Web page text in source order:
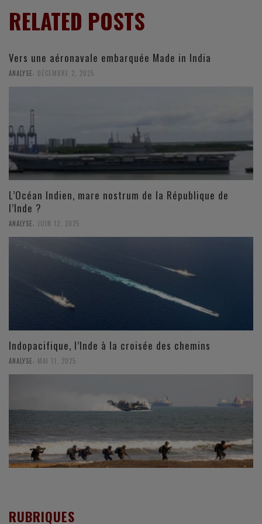
RELATED POSTS
Vers une aéronavale embarquée Made in India
ANALYSE DÉCEMBRE 2, 2025
L’Océan Indien, mare nostrum de la République de
l’Inde ?
ANALYSE JUIN 12, 2025
Indopacifique, l’Inde à la croisée des chemins
ANALYSE MAI 11, 2025
RUBRIQUES